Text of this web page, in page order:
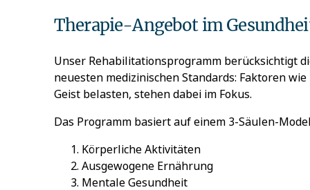
Therapie-Angebotim
Unser Rehabilitationsprogramm berücksichtigt
neuesten medizinischen Standards: Faktoren
Geist belasten, stehen dabei im Fokus.
Das Programm basiert auf einem 3-Säulen-
Körperliche Aktivitäten
Ausgewogene Ernährung
Mentale Gesundheit